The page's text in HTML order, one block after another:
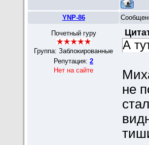
YNP-86
Почетный гуру
Группа: Заблокированные
Репутация: 2
Нет на сайте
А
не